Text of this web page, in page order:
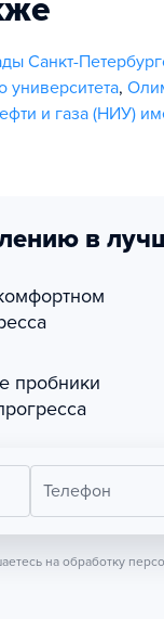
Санкт-
университета,
и газа (НИУ)
в
пробники
Телефон
на обработку